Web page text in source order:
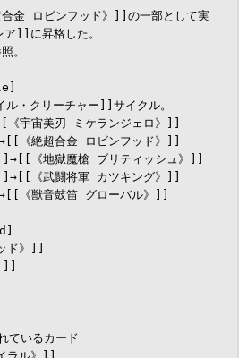
金 ロビンフッド》]]の一部として実
]]に昇格した。
。
・クリーチャー]]サイクル。
宇宙美刃 ミケランジェロ》]]
絶超合金 ロビンフッド》]]
《地獄魔槍 ブリティッシュ》]]
《武闘将軍 カツキング》]]
《獣音鼓笛 グローバル》]]
ド》]]
]]
ているカード